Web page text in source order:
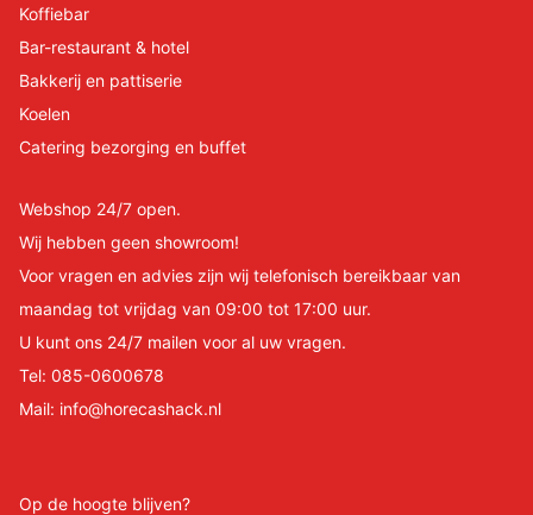
Koffiebar
Bar-restaurant & hotel
Bakkerij en pattiserie
Koelen
Catering bezorging en buffet
Webshop 24/7 open.
Wij hebben geen showroom!
Voor vragen en advies zijn wij telefonisch bereikbaar van
maandag tot vrijdag van 09:00 tot 17:00 uur.
U kunt ons 24/7 mailen voor al uw vragen.
Tel: 085-0600678
Mail: info@horecashack.nl
Op de hoogte blijven?